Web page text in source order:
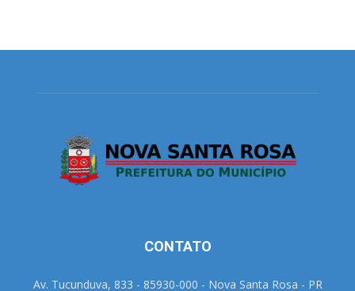
CONTATO
Av. Tucunduva, 833 - 85930-000 - Nova Santa Rosa - PR